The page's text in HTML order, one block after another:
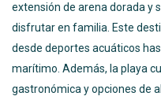
extensión de arena dorada y
disfrutar en familia. Este
desde deportes acuáticos
marítimo. Además, la playa
gastronómica y opciones de